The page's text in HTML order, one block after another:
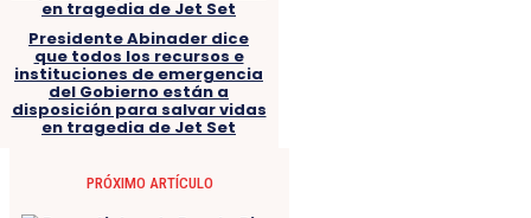
Presidente Abinader dice
que todos los recursos e
instituciones de emergencia
del Gobierno están a
disposición para salvar vidas
en tragedia de Jet Set
PRÓXIMO ARTÍCULO